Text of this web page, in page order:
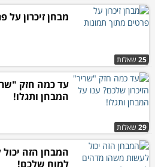
25 שאלות
מבחן זיכרון על
29 שאלות
עד כמה חזק
המבחן ותגלו!
המבחן הזה
למוח שלכם!